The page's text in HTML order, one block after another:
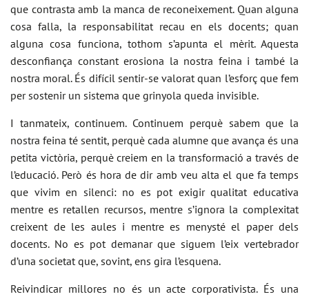
que contrasta amb la manca de reconeixement. Quan alguna
cosa falla, la responsabilitat recau en els docents; quan
alguna cosa funciona, tothom s’apunta el mèrit. Aquesta
desconfiança constant erosiona la nostra feina i també la
nostra moral. És difícil sentir-se valorat quan l’esforç que fem
per sostenir un sistema que grinyola queda invisible.
I tanmateix, continuem. Continuem perquè sabem que la
nostra feina té sentit, perquè cada alumne que avança és una
petita victòria, perquè creiem en la transformació a través de
l’educació. Però és hora de dir amb veu alta el que fa temps
que vivim en silenci: no es pot exigir qualitat educativa
mentre es retallen recursos, mentre s’ignora la complexitat
creixent de les aules i mentre es menysté el paper dels
docents. No es pot demanar que siguem l’eix vertebrador
d’una societat que, sovint, ens gira l’esquena.
Reivindicar millores no és un acte corporativista. És una